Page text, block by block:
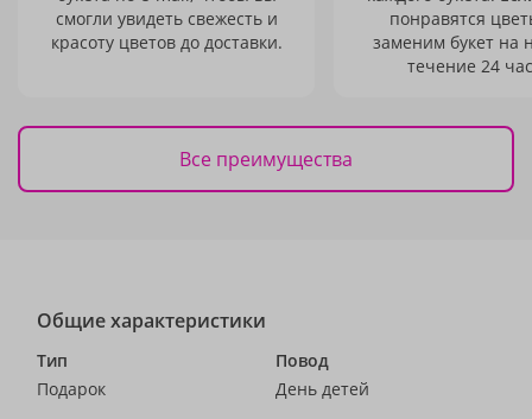
смогли увидеть свежесть и
красоту цветов до доставки.
понравятся
заменим букет на
течение 24
Все преимущества
Общие характеристики
Тип
Подарок
Повод
День детей